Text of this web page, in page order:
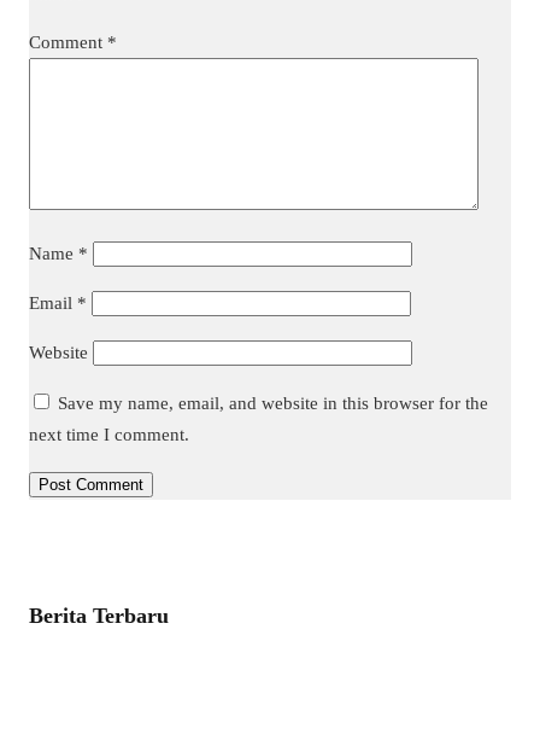
Comment *
Name *
Email *
Website
Save my name, email, and website in this browser for the
next time I comment.
Berita Terbaru